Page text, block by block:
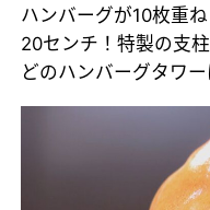
ハンバーグが10枚重
20センチ！特製の支
どのハンバーグタワ